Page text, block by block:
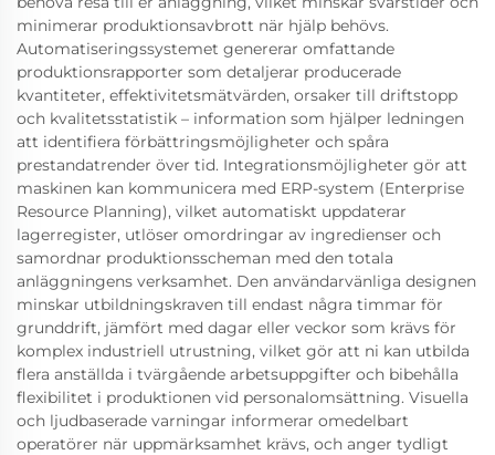
minimerar produktionsavbrott när hjälp behövs.
Automatiseringssystemet genererar omfattande
produktionsrapporter som detaljerar producerade
kvantiteter, effektivitetsmätvärden, orsaker till driftstopp
och kvalitetsstatistik – information som hjälper ledningen
att identifiera förbättringsmöjligheter och spåra
prestandatrender över tid. Integrationsmöjligheter gör att
maskinen kan kommunicera med ERP-system (Enterprise
Resource Planning), vilket automatiskt uppdaterar
lagerregister, utlöser omordringar av ingredienser och
samordnar produktionsscheman med den totala
anläggningens verksamhet. Den användarvänliga designen
minskar utbildningskraven till endast några timmar för
grunddrift, jämfört med dagar eller veckor som krävs för
komplex industriell utrustning, vilket gör att ni kan utbilda
flera anställda i tvärgående arbetsuppgifter och bibehålla
flexibilitet i produktionen vid personalomsättning. Visuella
och ljudbaserade varningar informerar omedelbart
operatörer när uppmärksamhet krävs, och anger tydligt